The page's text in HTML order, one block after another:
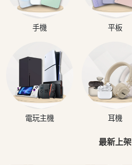
手機 平板
電玩主機 耳機
最新上架